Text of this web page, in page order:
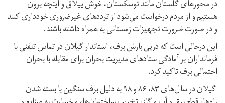
در محورهای گلستان مانند توسکستان، خوش ییلاق و اینچه برون
هستیم و از مردم درخواست می‌شود از ترددهای غیرضروری خودداری کنند
و در صورت ضرورت تجهیزات زمستانی به همراه داشته باشند.
این درحالی است که درپی بارش برف، استاندار گیلان در تماس تلفنی با
فرمانداران بر آمادگی ستادهای مدیریت بحران برای مقابله با بحران
احتمالی برف تاکید کرد.
گیلان در سال‌های ۸۳، ۸۶ و ۹۸ به دلیل برف سنگین با بسته شدن